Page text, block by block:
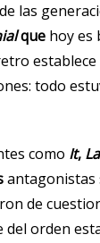
las
que hoy es
todo
como It,
antagonistas
de
orden